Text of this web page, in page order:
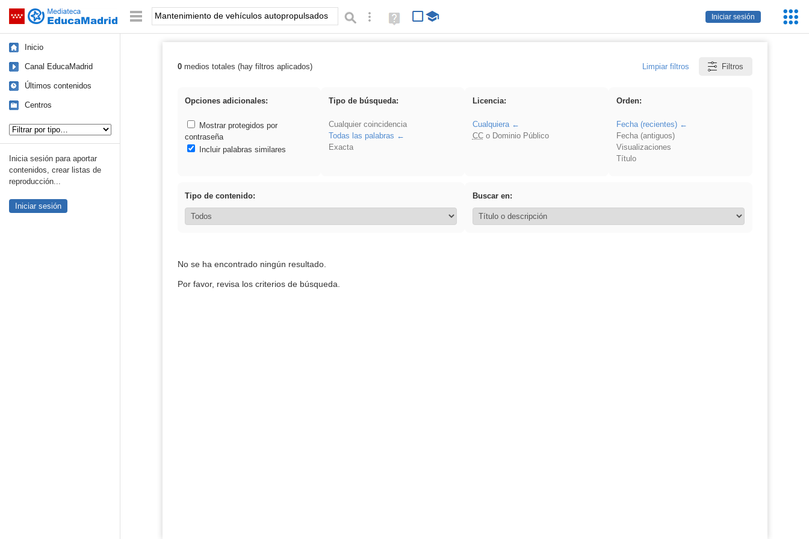
Saltar navegación
Iniciar sesión
Palabra o frase: Búsqueda avanzada
Ayuda
(en
Inicio
Canal EducaMadrid
Últimos contenidos
Centros
Inicia sesión para aportar
contenidos, crear listas de
reproducción...
Iniciar sesión
Resultados de: Mantenimiento de vehículos autopropulsados
0medios totales (hay filtros aplicados) Limpiar filtros Filtros
Opciones adicionales:
Mostrar protegidos por
contraseña
Incluir palabras similares
Tipo de búsqueda:
Cualquier coincidencia
Todas las palabras
Exacta
Licencia:
Cualquiera
CCo Dominio Público
Orden:
Fecha (recientes)
Fecha (antiguos)
Visualizaciones
Título
Tipo de contenido: Buscar en:
No se ha encontrado ningún resultado.
Por favor, revisa los criterios de búsqueda.